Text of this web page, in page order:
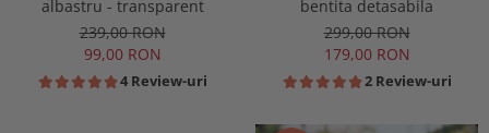
albastru - transparent
239,00 RON
99,00 RON
4 Review-uri
bentita detasabila
299,00 RON
179,00 RON
2 Review-uri